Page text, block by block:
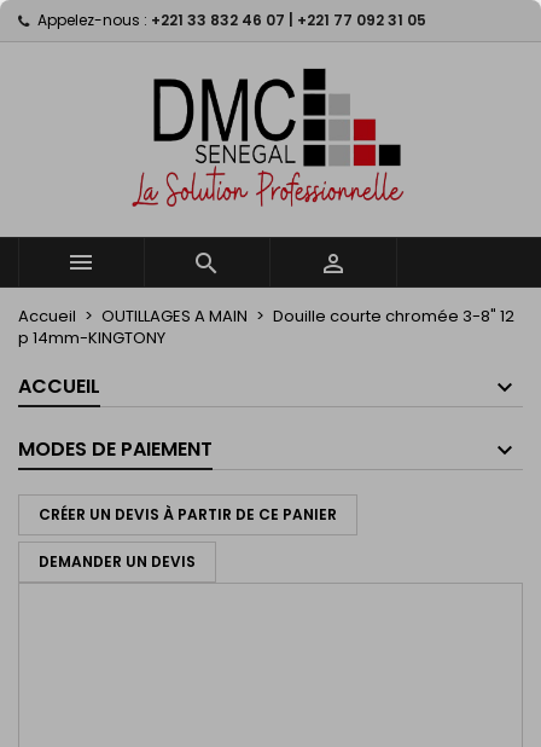
Appelez-nous : +221 33 832 46 07 | +221 77 092 31 05
  
Accueil OUTILLAGES A MAIN
Douille courte chromée 3-8" 12
p 14mm-KINGTONY
ACCUEIL
MODES DE PAIEMENT
CRÉER UN DEVIS À PARTIR DE CE PANIER
DEMANDER UN DEVIS
My wishlists ×
add_circle_outlineCreate new list
((title)) ×
((cancelText)) ((createText))
Connexion ×
Vous devez être connecté pour ajouter des produits
à votre liste d'envies.
((cancelText)) ((loginText))